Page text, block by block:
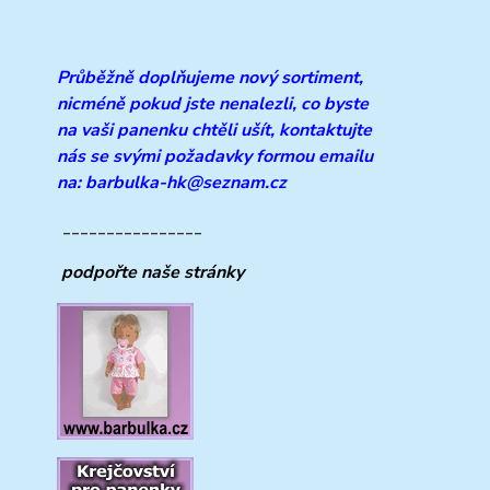
Průběžně doplňujemenový sortiment,
nicméně pokud jste nenalezli, co byste
na vaši panenku chtěli ušít, kontaktujte
nás se svými požadavky formou emailu
na: barbulka-hk@seznam.cz
________________
podpořte naše stránky